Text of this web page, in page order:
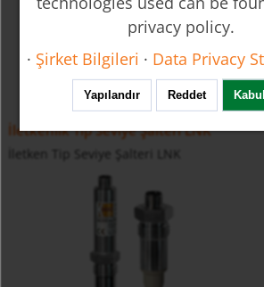
İletkenlik Tip Seviye Şalteri LNK
İletken Tip Seviye Şalteri LNK
privacy policy.
· Şirket Bilgileri · Data Privacy
Yapılandır Reddet